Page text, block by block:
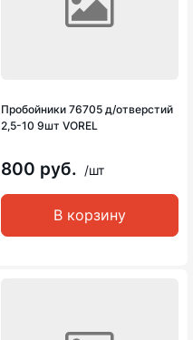
Пробойники 76705 д/отверстий
2,5-10 9шт VOREL
800 руб. /шт
В корзину